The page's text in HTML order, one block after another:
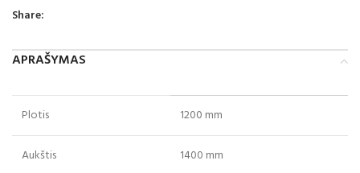
Share:
APRAŠYMAS
Plotis 1200 mm
Aukštis 1400 mm